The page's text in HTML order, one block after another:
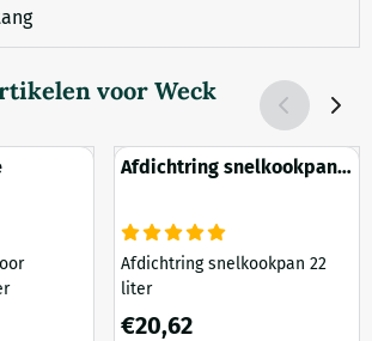
voor Weck
Afdichtring snelkookpan
Afdichtring snelkookpan 22
liter
Prijs: 20,62
€20,62